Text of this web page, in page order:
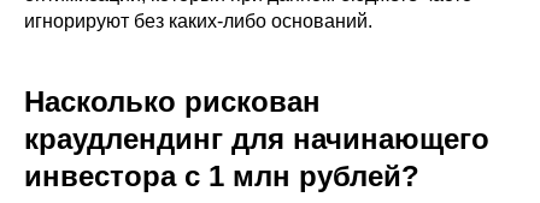
игнорируют без каких-либо оснований.
Насколько рискован
краудлендинг для начинающего
инвестора с 1 млн рублей?